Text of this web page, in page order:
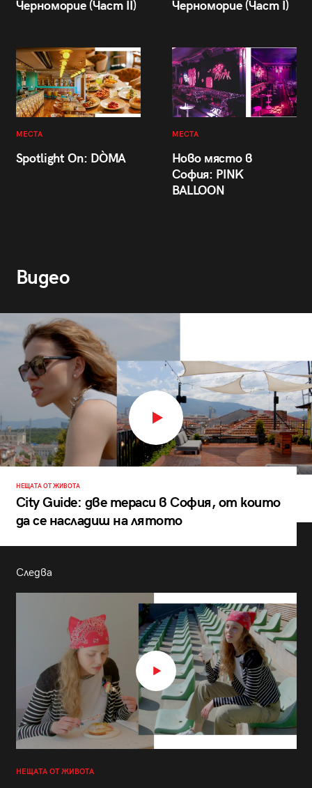
Черноморие (Част II) Черноморие (Част I)
МЕСТА
Spotlight On: DÒMA
МЕСТА
Ново място в
София: PINK
BALLOON
Видео
НЕЩАТА ОТ ЖИВОТА
City Guide: две тераси в София, от които
да се насладиш на лятото
Следва
НЕЩАТА ОТ ЖИВОТА